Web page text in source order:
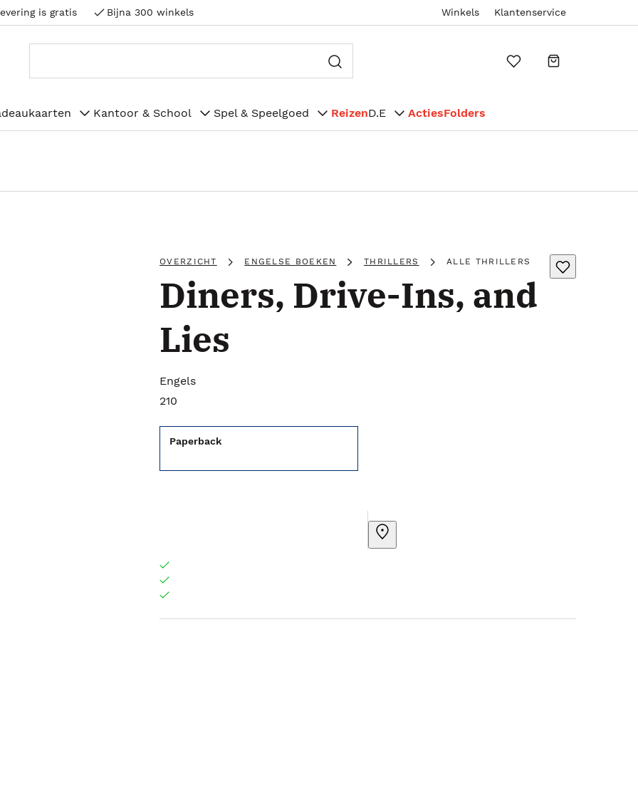
is gratis Bijna 300 winkels Winkels Klantenservice
Kantoor & School Spel & Speelgoed ReizenD.E ActiesFolders
OVERZICHT ENGELSE BOEKEN THRILLERS ALLE THRILLERS
Diners, Drive-Ins, and
Lies
Engels
210
Paperback